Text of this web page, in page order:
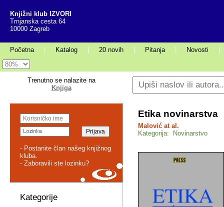
Knjižni klub IZVORI
Trnjanska cesta 64
10000 Zagreb
Početna Katalog 20 novih Pitanja Novosti
Trenutno se nalazite na
Knjiga
- Postanite član našeg knjižnog
kluba.
- Zaboravili ste lozinku?
Kategorije
Etika novinarstva
Malović at al.
Kategorija: Novinarstvo